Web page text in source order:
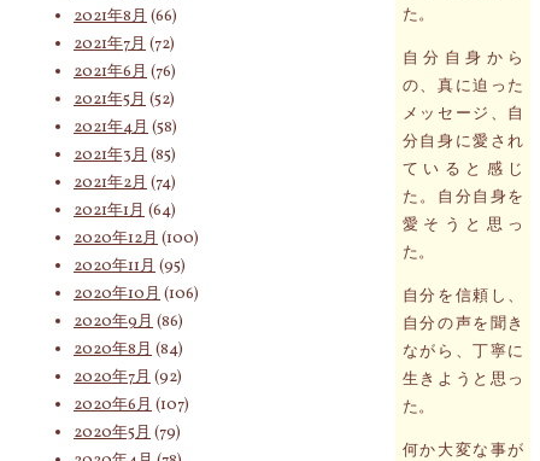
た。
自分自身から
の、真に迫った
メッセージ、自
分自身に愛され
ていると感じ
た。自分自身を
愛そうと思っ
た。
自分を信頼し、
自分の声を聞き
ながら、丁寧に
生きようと思っ
た。
何か大変な事が
2021年8月 (66)
2021年7月 (72)
2021年6月 (76)
2021年5月 (52)
2021年4月 (58)
2021年3月 (85)
2021年2月 (74)
2021年1月 (64)
2020年12月 (100)
2020年11月 (95)
2020年10月 (106)
2020年9月 (86)
2020年8月 (84)
2020年7月 (92)
2020年6月 (107)
2020年5月 (79)